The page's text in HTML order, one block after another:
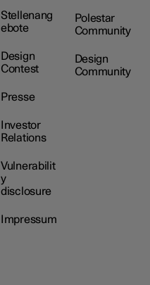
Stellenang
ebote
Design
Contest
Presse
Investor
Relations
Vulnerabilit
y
disclosure
Impressum
Polestar
Community
Design
Community